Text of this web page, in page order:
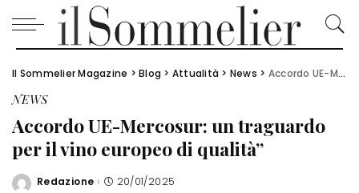
Il Sommelier Magazine >Blog > Attualità > News > Accordo UE-Mercosur: un traguardo per il vino europeo di qualità”
NEWS
Accordo UE-Mercosur: un traguardo
per il vino europeo di qualità”
Posted
Redazione 20/01/2025